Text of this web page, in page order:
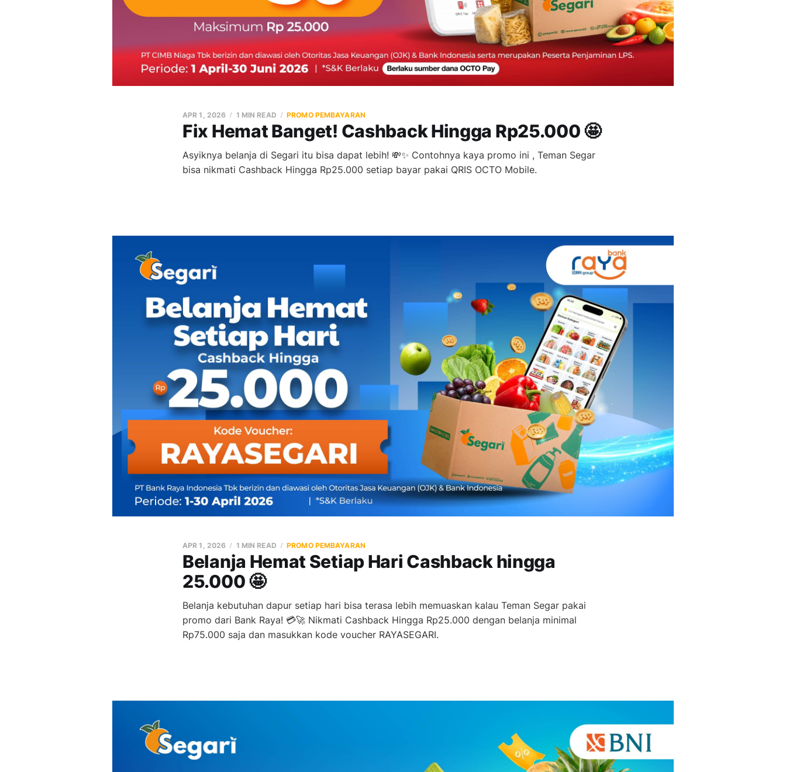
Fix Hemat Banget! Cashback Hingga Rp25.000 🤩
APR 1, 2026 1 MIN READ PROMO PEMBAYARAN
Asyiknya belanja di Segari itu bisa dapat lebih! 💸✨ Contohnya kaya promo ini , Teman Segar
bisa nikmati Cashback Hingga Rp25.000 setiap bayar pakai QRIS OCTO Mobile.
Belanja Hemat Setiap Hari Cashback hingga
25.000 🤩
APR 1, 2026 1 MIN READ PROMO PEMBAYARAN
Belanja kebutuhan dapur setiap hari bisa terasa lebih memuaskan kalau Teman Segar pakai
promo dari Bank Raya! 💳🚀 Nikmati Cashback Hingga Rp25.000 dengan belanja minimal
Rp75.000 saja dan masukkan kode voucher RAYASEGARI.